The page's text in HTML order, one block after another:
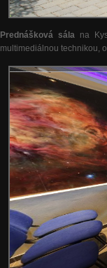
Prednášková sála na
multimediálnou technikou,